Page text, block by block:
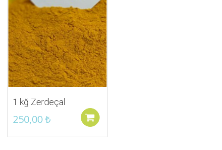
1 kğ Zerdeçal
250,00₺
İstek Listeme Ekle